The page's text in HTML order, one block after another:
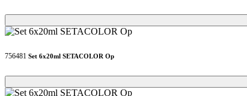
Loading...
Loading...
756481 Set 6x20ml SETACOLOR Op
Loading...
Loading...